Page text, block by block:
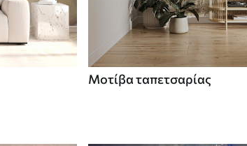
Μοτίβα ταπετσαρίας